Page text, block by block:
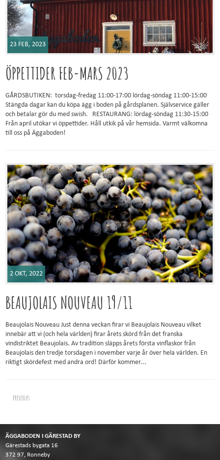
23 FEB, 2023
ÖPPETTIDER FEB-MARS 2023
GÅRDSBUTIKEN: torsdag-fredag 11:00-17:00 lördag-söndag 11:00-15:00
Stängda dagar kan du köpa ägg i boden på gårdsplanen. Självservice gäller
och betalar gör du med swish. RESTAURANG: lördag-söndag 11:30-15:00
Från april utökar vi öppettider. Håll utkik på vår hemsida. Varmt välkomna
till oss på Äggaboden!
2 OKT, 2022
BEAUJOLAIS NOUVEAU 19/11
Beaujolais Nouveau Just denna veckan firar vi Beaujolais Nouveau vilket
innebär att vi (och hela världen) firar årets skörd från det franska
vindistriktet Beaujolais. Av tradition släpps årets första vinflaskor från
Beaujolais den tredje torsdagen i november varje år över hela världen. En
riktigt skördefest med andra ord! Därför kommer...
Previous
ÄGGABODEN I GÄRESTAD BY
Gärestads bygata 16
372 97, Ronneby